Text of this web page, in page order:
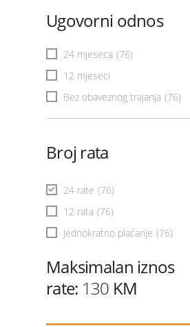
Ugovorni odnos
24 mjeseca (76)
12 mjeseci
Bez obaveznog trajanja (76)
Broj rata
24 rate (76)
12 rata (76)
Jednokratno plaćanje (76)
Maksimalan iznos
rate: 130 KM